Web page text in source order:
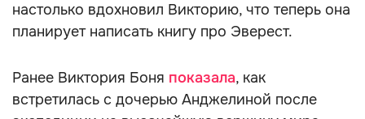
настолько вдохновил Викторию, что теперь она
планирует написать книгу про Эверест.
Ранее Виктория Боня показала, как
встретилась с дочерью Анджелиной после